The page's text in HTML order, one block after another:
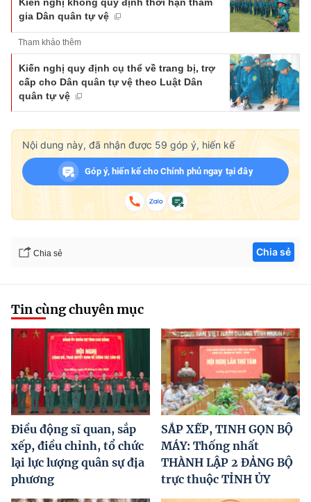
Kiến nghị không quy định thời hạn tham
gia Dân quân tự vệ
Tham khảo thêm
Kiến nghị quy định cụ thể về trang bị, trợ
cấp cho Dân quân tự vệ theo Luật Dân
quân tự vệ
Nội dung này, đã nhận được 59 góp ý, hiến kế
Góp ý, hiến kế cho Chính phủ ngay tại đây
Chia sẻ Chia sẻ
Tin cùng chuyên mục
Điều động sĩ quan, sắp
xếp, điều chỉnh, tổ chức
lại lực lượng quân sự địa
phương
SẮP XẾP, TINH GỌN BỘ
MÁY: Thống nhất
THÀNH LẬP 2 ĐẢNG BỘ
trực thuộc TỈNH ỦY